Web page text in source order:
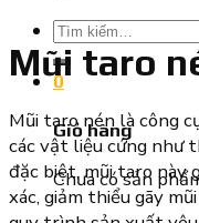
Tìm
kiếm:
0
Giỏ hàng
Chưa có sản
Mũi taro
Mũi taro nén là công
các vật liệu cứng như
đặc biệt, mũi taro này
xác, giảm thiểu gãy